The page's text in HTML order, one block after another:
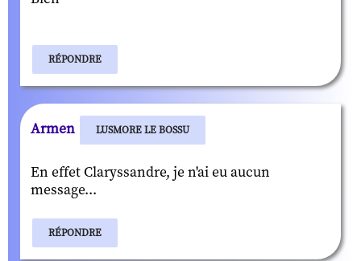
RÉPONDRE
Armen LUSMORE LE BOSSU
En effet Claryssandre, je n'ai eu aucun
message...
RÉPONDRE